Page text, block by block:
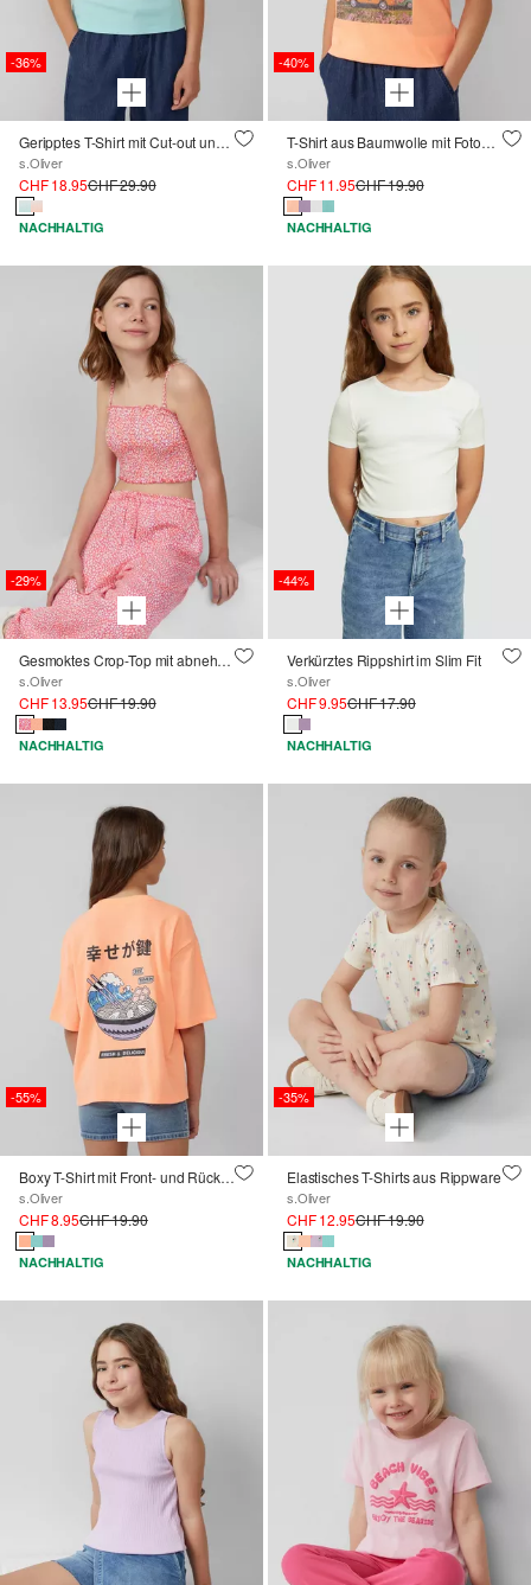
-36%
Geripptes T-Shirt mit Cut-out und Farbverlauf
s.Oliver
CHF 18.95CHF 29.90
NACHHALTIG
-40%
T-Shirt aus Baumwolle mit Fotoprint
s.Oliver
CHF 11.95CHF 19.90
NACHHALTIG
-29%
Gesmoktes Crop-Top mit abnehmbaren Spaghettiträgern
s.Oliver
CHF 13.95CHF 19.90
NACHHALTIG
-44%
Verkürztes Rippshirt im Slim Fit
s.Oliver
CHF 9.95CHF 17.90
NACHHALTIG
-55%
Boxy T-Shirt mit Front- und Rückenprint
s.Oliver
CHF 8.95CHF 19.90
NACHHALTIG
-35%
Elastisches T-Shirts aus Rippware
s.Oliver
CHF 12.95CHF 19.90
NACHHALTIG